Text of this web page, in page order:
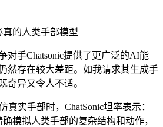
对手Chatsonic提供了更广泛的AI能
然存在较大差距。如我请求其生成手
奇异又令人不适。
真实手部时，ChatSonic坦率表示：
模拟人类手部的复杂结构和动作，